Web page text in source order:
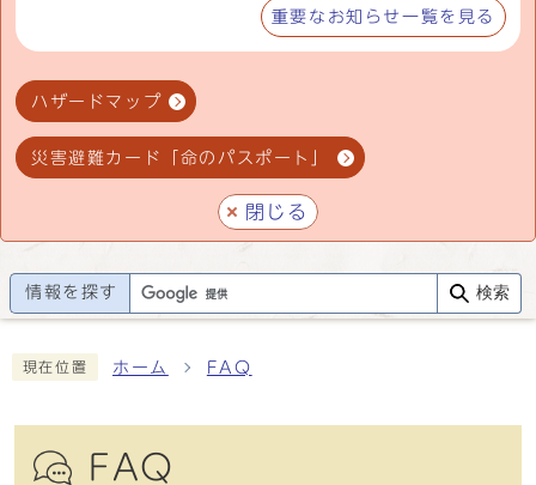
重要なお知らせ一覧を見る
ハザードマップ
災害避難カード「命のパスポート」
閉じる
情報を探す 検索
現在位置 ホーム FAQ
FAQ